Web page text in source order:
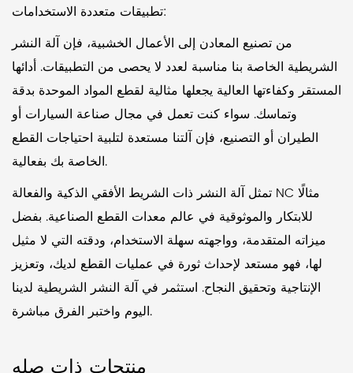
تطبيقات متعددة الاستخدامات:
من تصنيع المعادن إلى الأعمال الخشبية، فإن آلة النشر
الشريطية الخاصة بنا مناسبة لعدد لا يحصى من التطبيقات. أدائها
المستقر وكفاءتها العالية يجعلها مثالية لقطع المواد الموحدة بدقة
وتماسك. سواء كنت تعمل في مجال صناعة السيارات أو
الطيران أو التصنيع، فإن آلتنا مستعدة لتلبية احتياجات القطع
الخاصة بك بفعالية.
تمثل آلة النشر ذات الشريط الأفقي الذكية والفعالة NC مثالًا
للابتكار والموثوقية في عالم معدات القطع الصناعية. بفضل
ميزاته المتقدمة، وواجهته سهلة الاستخدام، ودقته التي لا مثيل
لها، فهو مستعد لإحداث ثورة في عمليات القطع لديك، وتعزيز
الإنتاجية وتحقيق النجاح. استثمر في آلة النشر الشريطية لدينا
اليوم واختبر الفرق مباشرة.